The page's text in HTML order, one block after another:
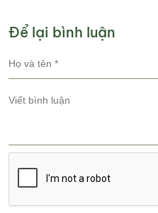
Để lại bình luận